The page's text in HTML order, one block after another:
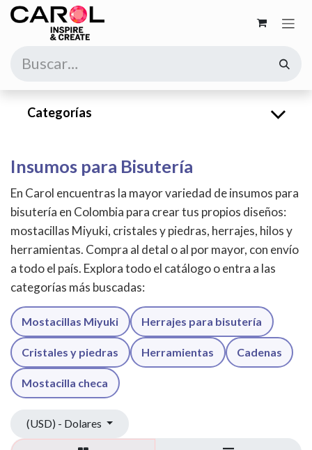
Ir al contenido
Categorías
Insumos para Bisutería
En Carol encuentras la mayor variedad de insumos para
bisutería en Colombia para crear tus propios diseños:
mostacillas Miyuki, cristales y piedras, herrajes, hilos y
herramientas. Compra al detal o al por mayor, con envío
a todo el país. Explora todo el catálogo o entra a las
categorías más buscadas:
Mostacillas Miyuki Herrajes para bisutería
Cristales y piedras Herramientas Cadenas
Mostacilla checa
(USD) - Dolares